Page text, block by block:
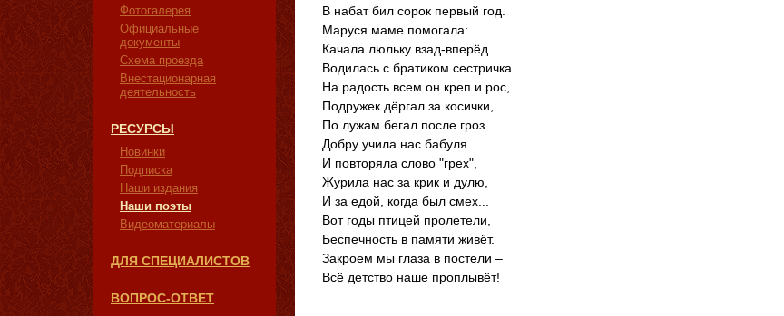
Фотогалерея
Официальные
документы
Схема проезда
Внестационарная
деятельность
РЕСУРСЫ
Новинки
Подписка
Наши издания
Наши поэты
Видеоматериалы
ДЛЯ СПЕЦИАЛИСТОВ
ВОПРОС-ОТВЕТ
В набат бил сорок первый год.
Маруся маме помогала:
Качала люльку взад-вперёд.
Водилась с братиком сестричка.
На радость всем он креп и рос,
Подружек дёргал за косички,
По лужам бегал после гроз.
Добру учила нас бабуля
И повторяла слово "грех",
Журила нас за крик и дулю,
И за едой, когда был смех...
Вот годы птицей пролетели,
Беспечность в памяти живёт.
Закроем мы глаза в постели –
Всё детство наше проплывёт!